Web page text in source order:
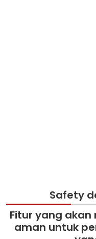
Safety
Fitur yang
aman untuk